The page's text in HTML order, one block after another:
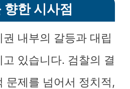
향한 시사점
내부의 갈등과 대립
있습니다. 검찰의 결
문제를 넘어서 정치적,